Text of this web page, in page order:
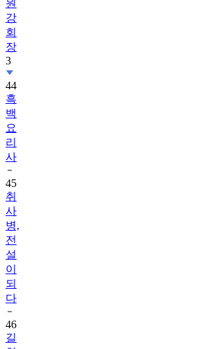
회
장
3
44
흑
백
요
리
사
45
취
사
병,
전
설
이
되
다
46
길
치
라